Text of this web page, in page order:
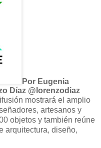
Por Eugenia
Díaz @lorenzodiaz
mostrará el amplio
artesanos y
objetos y también reúne
arquitectura, diseño,